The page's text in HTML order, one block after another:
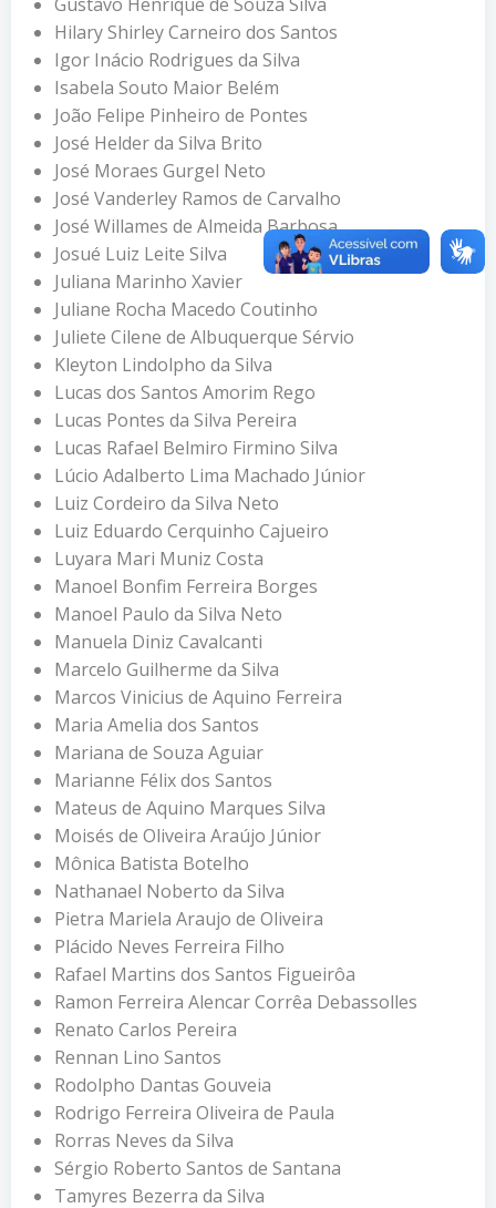
Hilary Shirley Carneiro dos Santos
Igor Inácio Rodrigues da Silva
Isabela Souto Maior Belém
João Felipe Pinheiro de Pontes
José Helder da Silva Brito
José Moraes Gurgel Neto
José Vanderley Ramos de Carvalho
José Willames de Almeida Barbosa
Josué Luiz Leite Silva
Juliana Marinho Xavier
Juliane Rocha Macedo Coutinho
Juliete Cilene de Albuquerque Sérvio
Kleyton Lindolpho da Silva
Lucas dos Santos Amorim Rego
Lucas Pontes da Silva Pereira
Lucas Rafael Belmiro Firmino Silva
Lúcio Adalberto Lima Machado Júnior
Luiz Cordeiro da Silva Neto
Luiz Eduardo Cerquinho Cajueiro
Luyara Mari Muniz Costa
Manoel Bonfim Ferreira Borges
Manoel Paulo da Silva Neto
Manuela Diniz Cavalcanti
Marcelo Guilherme da Silva
Marcos Vinicius de Aquino Ferreira
Maria Amelia dos Santos
Mariana de Souza Aguiar
Marianne Félix dos Santos
Mateus de Aquino Marques Silva
Moisés de Oliveira Araújo Júnior
Mônica Batista Botelho
Nathanael Noberto da Silva
Pietra Mariela Araujo de Oliveira
Plácido Neves Ferreira Filho
Rafael Martins dos Santos Figueirôa
Ramon Ferreira Alencar Corrêa Debassolles
Renato Carlos Pereira
Rennan Lino Santos
Rodolpho Dantas Gouveia
Rodrigo Ferreira Oliveira de Paula
Rorras Neves da Silva
Sérgio Roberto Santos de Santana
Tamyres Bezerra da Silva